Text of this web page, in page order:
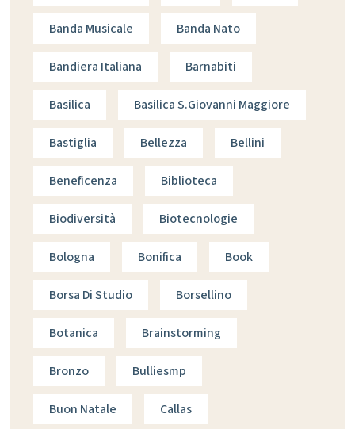
Banda Musicale Banda Nato
Bandiera Italiana Barnabiti
Basilica Basilica S.giovanni Maggiore
Bastiglia Bellezza Bellini
Beneficenza Biblioteca
Biodiversità Biotecnologie
Bologna Bonifica Book
Borsa Di Studio Borsellino
Botanica Brainstorming
Bronzo Bulliesmp
Buon Natale Callas